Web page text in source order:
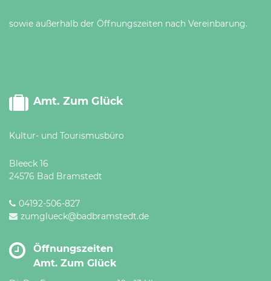
sowie außerhalb der Öffnungszeiten nach Vereinbarung.
Amt. Zum Glück
Kultur- und Tourismusbüro
Bleeck 16
24576 Bad Bramstedt
04192-506-827
zumglueck@badbramstedt.de
Öffnungszeiten
Amt. Zum Glück